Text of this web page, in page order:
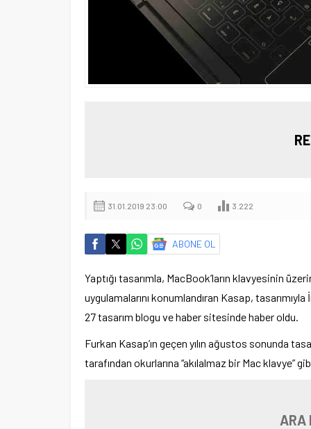
31.01.2019 23:00 0 3.222
ABONE OL
Yaptığı tasarımla, MacBook’ların klavyesinin
uygulamalarını konumlandıran Kasap,
27 tasarım blogu ve haber sitesinde haber oldu.
Furkan Kasap’ın geçen yılın ağustos sonunda
tarafından okurlarına “akılalmaz bir Mac klavye”
ARA